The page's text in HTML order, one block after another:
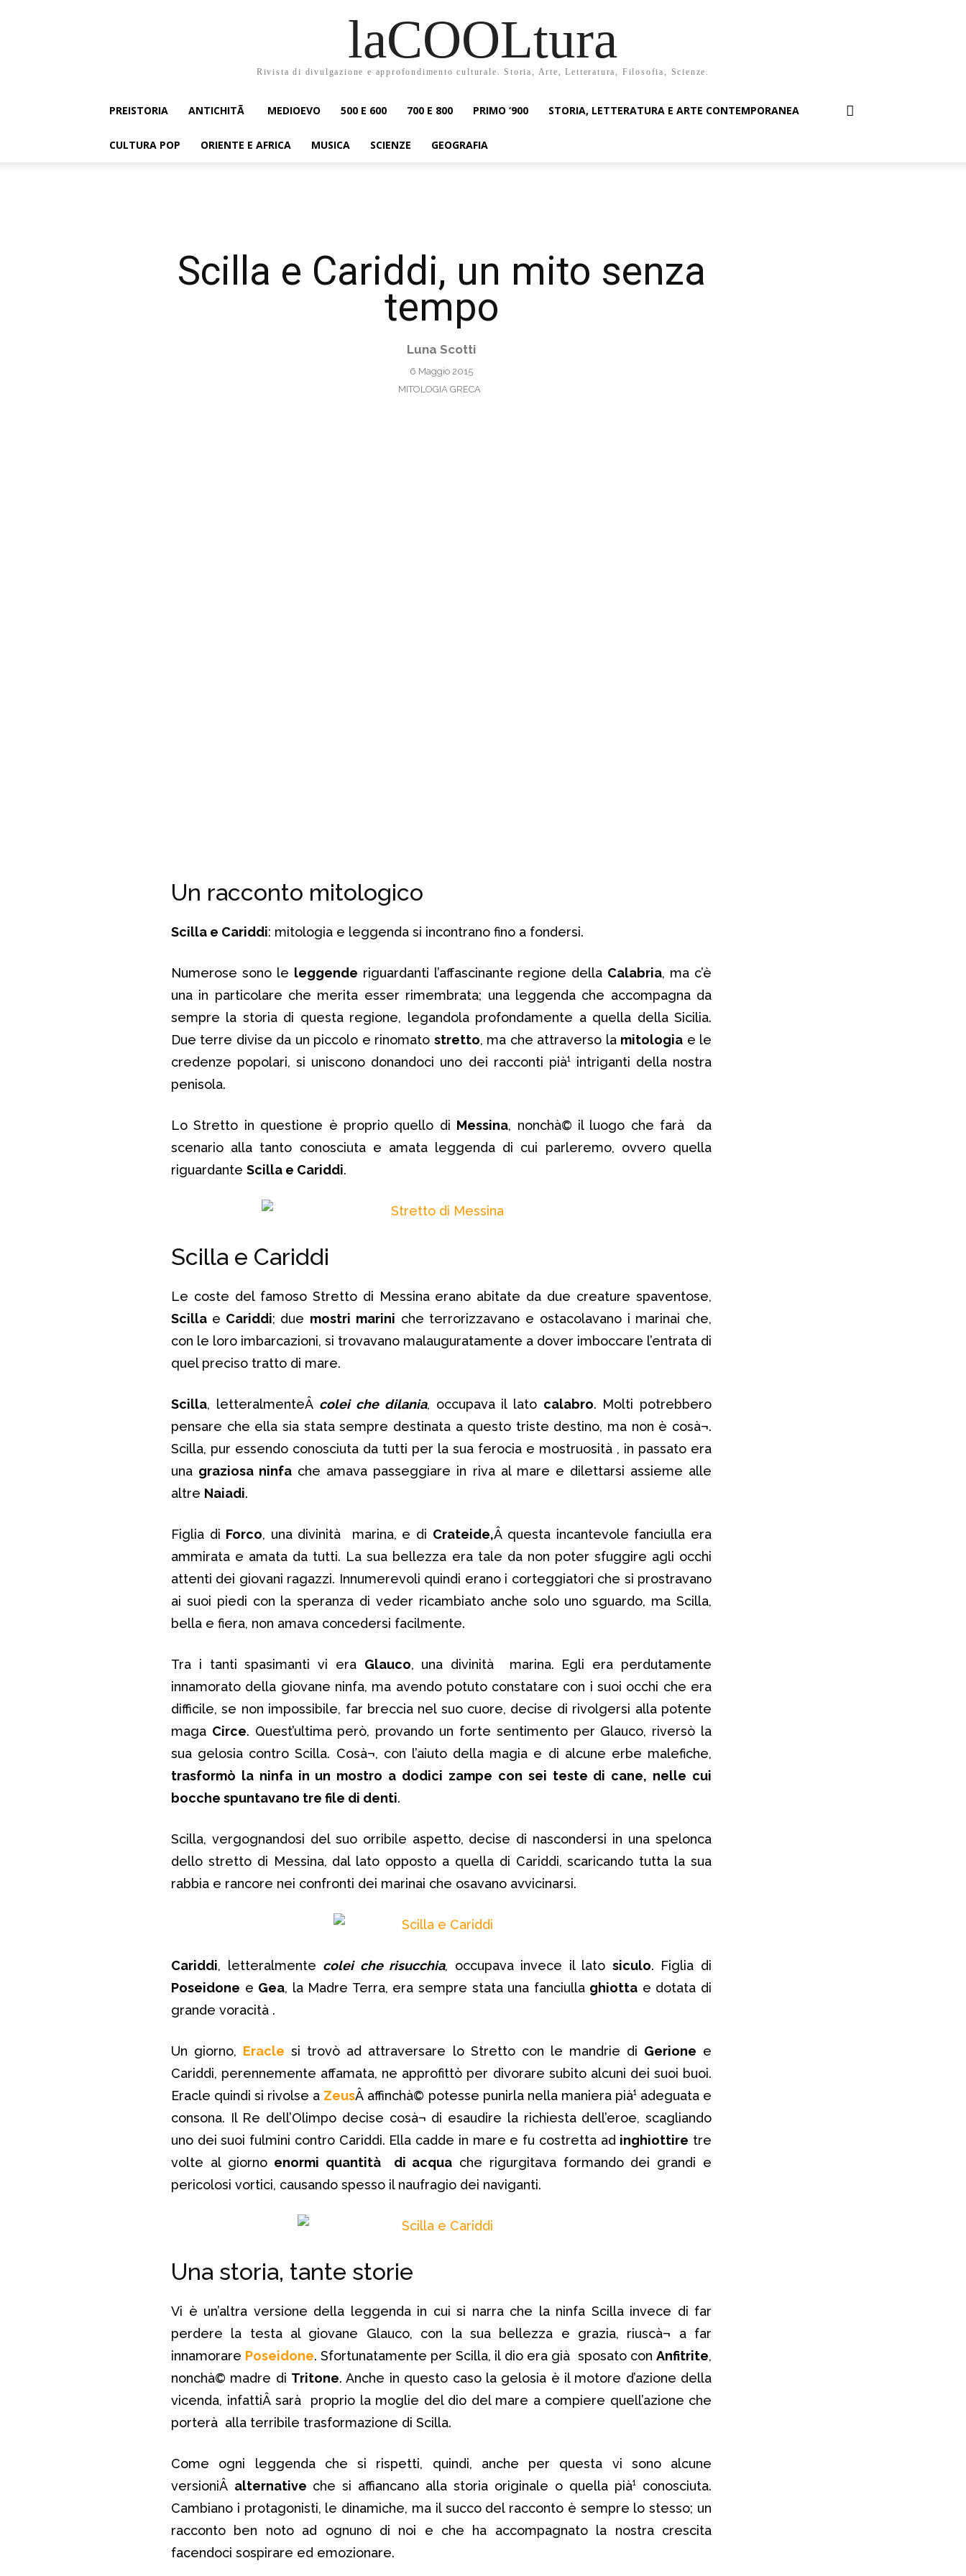
laCOOLtura
Rivista di divulgazione e approfondimento culturale. Storia, Arte, Letteratura, Filosofia, Scienze.
PREISTORIA ANTICHITÃ MEDIOEVO 500 E 600 700 E 800 PRIMO ‘900 STORIA, LETTERATURA E ARTE CONTEMPORANEA
CULTURA POP ORIENTE E AFRICA MUSICA SCIENZE GEOGRAFIA
Scilla e Cariddi, un mito senza
tempo
Luna Scotti
6 Maggio 2015
MITOLOGIA GRECA
Un racconto mitologico
Scilla e Cariddi: mitologia e leggenda si incontrano fino a fondersi.
Numerose sono le leggende riguardanti l’affascinante regione della Calabria, ma c’è
una in particolare che merita esser rimembrata; una leggenda che accompagna da
sempre la storia di questa regione, legandola profondamente a quella della Sicilia.
Due terre divise da un piccolo e rinomato stretto, ma che attraverso la mitologia e le
credenze popolari, si uniscono donandoci uno dei racconti pià¹ intriganti della nostra
penisola.
Lo Stretto in questione è proprio quello di Messina, nonchà© il luogo che farà da
scenario alla tanto conosciuta e amata leggenda di cui parleremo, ovvero quella
riguardante Scilla e Cariddi.
Scilla e Cariddi
Le coste del famoso Stretto di Messina erano abitate da due creature spaventose,
Scilla e Cariddi; due mostri marini che terrorizzavano e ostacolavano i marinai che,
con le loro imbarcazioni, si trovavano malauguratamente a dover imboccare l’entrata di
quel preciso tratto di mare.
Scilla, letteralmenteÂ colei che dilania, occupava il lato calabro. Molti potrebbero
pensare che ella sia stata sempre destinata a questo triste destino, ma non è cosà¬.
Scilla, pur essendo conosciuta da tutti per la sua ferocia e mostruosità , in passato era
una graziosa ninfa che amava passeggiare in riva al mare e dilettarsi assieme alle
altre Naiadi.
Figlia di Forco, una divinità marina, e di Crateide,Â questa incantevole fanciulla era
ammirata e amata da tutti. La sua bellezza era tale da non poter sfuggire agli occhi
attenti dei giovani ragazzi. Innumerevoli quindi erano i corteggiatori che si prostravano
ai suoi piedi con la speranza di veder ricambiato anche solo uno sguardo, ma Scilla,
bella e fiera, non amava concedersi facilmente.
Tra i tanti spasimanti vi era Glauco, una divinità marina. Egli era perdutamente
innamorato della giovane ninfa, ma avendo potuto constatare con i suoi occhi che era
difficile, se non impossibile, far breccia nel suo cuore, decise di rivolgersi alla potente
maga Circe. Quest’ultima però, provando un forte sentimento per Glauco, riversò la
sua gelosia contro Scilla. Cosà¬, con l’aiuto della magia e di alcune erbe malefiche,
trasformò la ninfa in un mostro a dodici zampe con sei teste di cane, nelle cui
bocche spuntavano tre file di denti.
Scilla, vergognandosi del suo orribile aspetto, decise di nascondersi in una spelonca
dello stretto di Messina, dal lato opposto a quella di Cariddi, scaricando tutta la sua
rabbia e rancore nei confronti dei marinai che osavano avvicinarsi.
Cariddi, letteralmente colei che risucchia, occupava invece il lato siculo. Figlia di
Poseidone e Gea, la Madre Terra, era sempre stata una fanciulla ghiotta e dotata di
grande voracità .
Un giorno, Eracle si trovò ad attraversare lo Stretto con le mandrie di Gerione e
Cariddi, perennemente affamata, ne approfittò per divorare subito alcuni dei suoi buoi.
Eracle quindi si rivolse a ZeusÂ affinchà© potesse punirla nella maniera pià¹ adeguata e
consona. Il Re dell’Olimpo decise cosà¬ di esaudire la richiesta dell’eroe, scagliando
uno dei suoi fulmini contro Cariddi. Ella cadde in mare e fu costretta ad inghiottire tre
volte al giorno enormi quantità di acqua che rigurgitava formando dei grandi e
pericolosi vortici, causando spesso il naufragio dei naviganti.
Una storia, tante storie
Vi è un’altra versione della leggenda in cui si narra che la ninfa Scilla invece di far
perdere la testa al giovane Glauco, con la sua bellezza e grazia, riuscà¬ a far
innamorare Poseidone. Sfortunatamente per Scilla, il dio era già sposato con Anfitrite,
nonchà© madre di Tritone. Anche in questo caso la gelosia è il motore d’azione della
vicenda, infattiÂ sarà proprio la moglie del dio del mare a compiere quell’azione che
porterà alla terribile trasformazione di Scilla.
Come ogni leggenda che si rispetti, quindi, anche per questa vi sono alcune
versioniÂ alternative che si affiancano alla storia originale o quella pià¹ conosciuta.
Cambiano i protagonisti, le dinamiche, ma il succo del racconto è sempre lo stesso; un
racconto ben noto ad ognuno di noi e che ha accompagnato la nostra crescita
facendoci sospirare ed emozionare.